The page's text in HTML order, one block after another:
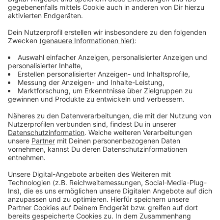
Anzeige
Vorstellen brauchen wir ihn euch nicht. Seit 2003
treibt Jürgen Bangert nun als "Elvis Eifel" seine Späße
am Telefon mit seinen Hörerinnen und Hörern im Radio.
Aber selbst seine 'Opfer' müssen am Ende mit lachen -
wenn auch nicht immer. Und weil Elvis das noch viele
Jahre weitermachen möchte, benötigt er eure
Unterstützung. Ihr habt gerade jemanden im Kopf, dem
mal ein Streich gespielt werden sollte? Dann nutzt
das Formular und tretet mit Elvis direkt in Kontakt! Er
freut sich auf jede neue Nachricht.
Anzeige